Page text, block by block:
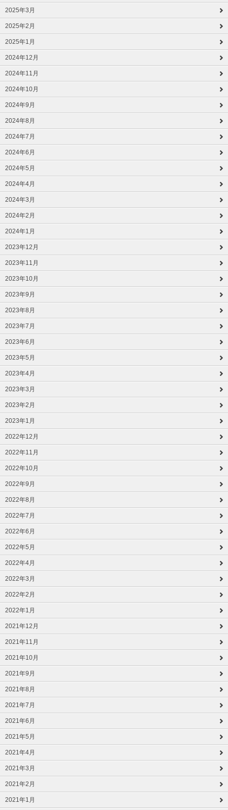
2025年3月
2025年2月
2025年1月
2024年12月
2024年11月
2024年10月
2024年9月
2024年8月
2024年7月
2024年6月
2024年5月
2024年4月
2024年3月
2024年2月
2024年1月
2023年12月
2023年11月
2023年10月
2023年9月
2023年8月
2023年7月
2023年6月
2023年5月
2023年4月
2023年3月
2023年2月
2023年1月
2022年12月
2022年11月
2022年10月
2022年9月
2022年8月
2022年7月
2022年6月
2022年5月
2022年4月
2022年3月
2022年2月
2022年1月
2021年12月
2021年11月
2021年10月
2021年9月
2021年8月
2021年7月
2021年6月
2021年5月
2021年4月
2021年3月
2021年2月
2021年1月